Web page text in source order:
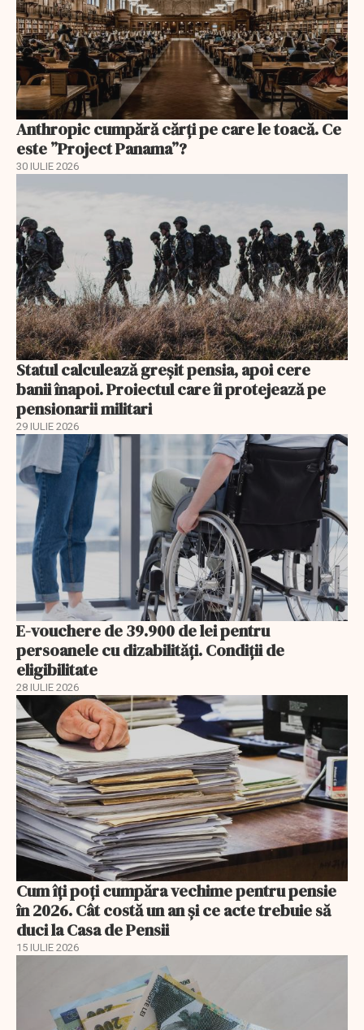
Anthropic cumpără cărți pe care le toacă. Ce
este ”Project Panama”?
30 IULIE 2026
Statul calculează greșit pensia, apoi cere
banii înapoi. Proiectul care îi protejează pe
pensionarii militari
29 IULIE 2026
E-vouchere de 39.900 de lei pentru
persoanele cu dizabilități. Condiții de
eligibilitate
28 IULIE 2026
Cum îți poți cumpăra vechime pentru pensie
în 2026. Cât costă un an și ce acte trebuie să
duci la Casa de Pensii
15 IULIE 2026